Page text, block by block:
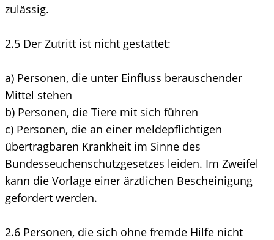
zulässig.
2.5 Der Zutritt ist nicht gestattet:
a) Personen, die unter Einfluss berauschender
Mittel stehen
b) Personen, die Tiere mit sich führen
c) Personen, die an einer meldepflichtigen
übertragbaren Krankheit im Sinne des
Bundesseuchenschutzgesetzes leiden. Im Zweifel
kann die Vorlage einer ärztlichen Bescheinigung
gefordert werden.
2.6 Personen, die sich ohne fremde Hilfe nicht